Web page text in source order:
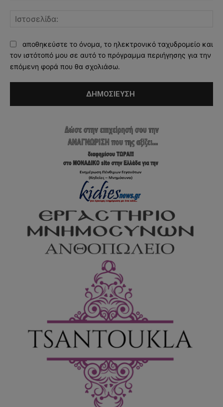
αποθηκεύστε το όνομα, το ηλεκτρονικό ταχυδρομείο και
τον ιστότοπό μου σε αυτό το πρόγραμμα περιήγησης για την
επόμενη φορά που θα σχολιάσω.